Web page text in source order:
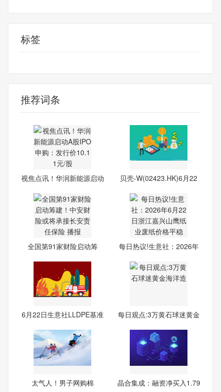
标签
推荐词条
视焦点讯！华润新能源启动
贝壳-W(02423.HK)6月22
全国第91家财险启动筹
每日热议!生意社：2026年
6月22日生意社LLDPE基准
每日观点:3万黄石球迷黄金
太气人！男子网购棉
晶合集成：融资净买入1.79